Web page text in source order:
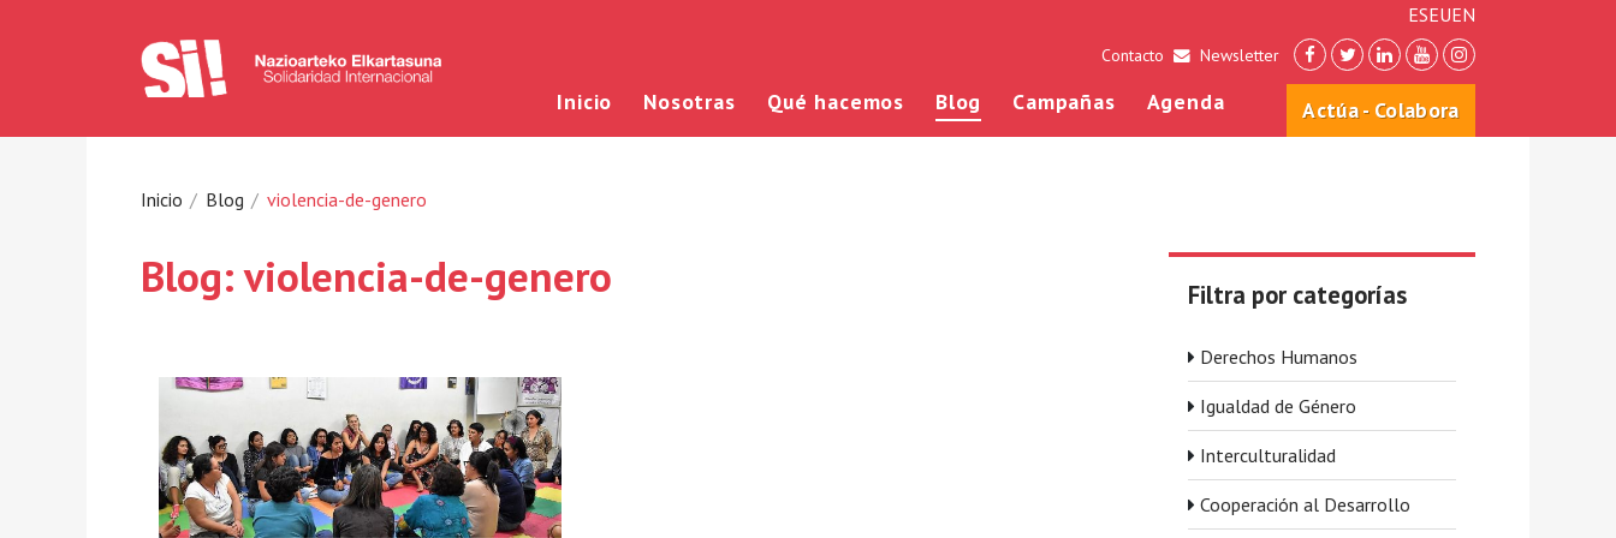
ESEUEN
Contacto Newsletter
Inicio Nosotras Qué hacemos Blog Campañas Agenda Actúa - Colabora
Inicio Blog violencia-de-genero
Blog: violencia-de-genero Filtra por categorías
Derechos Humanos
Igualdad de Género
Interculturalidad
Cooperación al Desarrollo